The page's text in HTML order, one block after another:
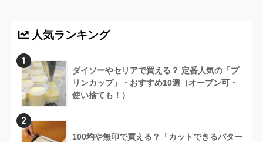
人気ランキング
1
ダイソーやセリアで買える？ 定番人気の「プ
リンカップ」・おすすめ10選（オーブン可・
使い捨ても！）
2
100均や無印で買える？「カットできるバター